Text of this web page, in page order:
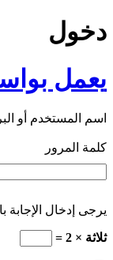
دخول
يعمل
اسم المستخدم أو
كلمة المرور
يرجى إدخال الإجابة
ثلاثة × 2 =